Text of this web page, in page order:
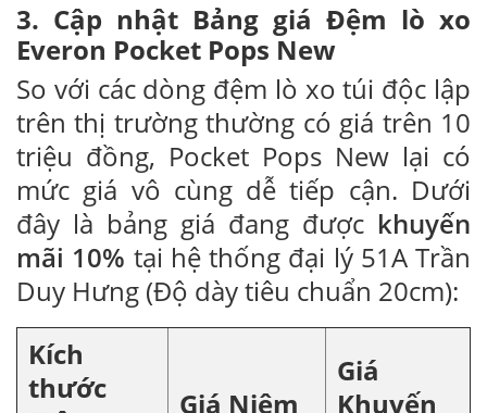
3. Cập nhật Bảng giá Đệm lò xo
Everon Pocket Pops New
So với các dòng đệm lò xo túi độc lập
trên thị trường thường có giá trên 10
triệu đồng, Pocket Pops New lại có
mức giá vô cùng dễ tiếp cận. Dưới
đây là bảng giá đang được khuyến
mãi 10% tại hệ thống đại lý 51A Trần
Duy Hưng (Độ dày tiêu chuẩn 20cm):
Kích
thước
Giá Niêm
Giá
Khuyến